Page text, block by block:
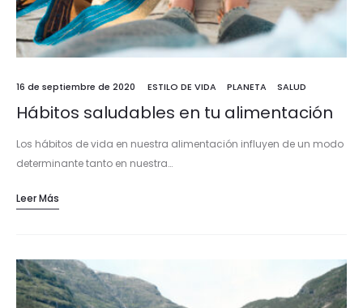
16 de septiembre de 2020 ESTILO DE VIDA PLANETA SALUD
Hábitos saludables en tu alimentación
Los hábitos de vida en nuestra alimentación influyen de un modo
determinante tanto en nuestra…
Leer Más